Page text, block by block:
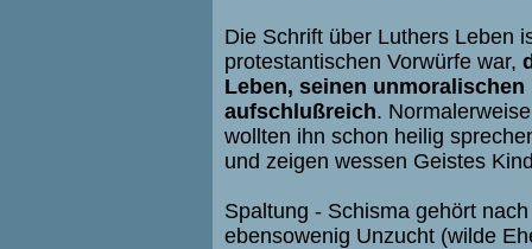
Die Schrift über Luthers Leben
protestantischen Vorwürfe war,
Leben, seinen
aufschlußreich.
wollten ihn schon heilig
und zeigen wessen Geistes
Spaltung - Schisma gehört
ebensowenig Unzucht (wilde